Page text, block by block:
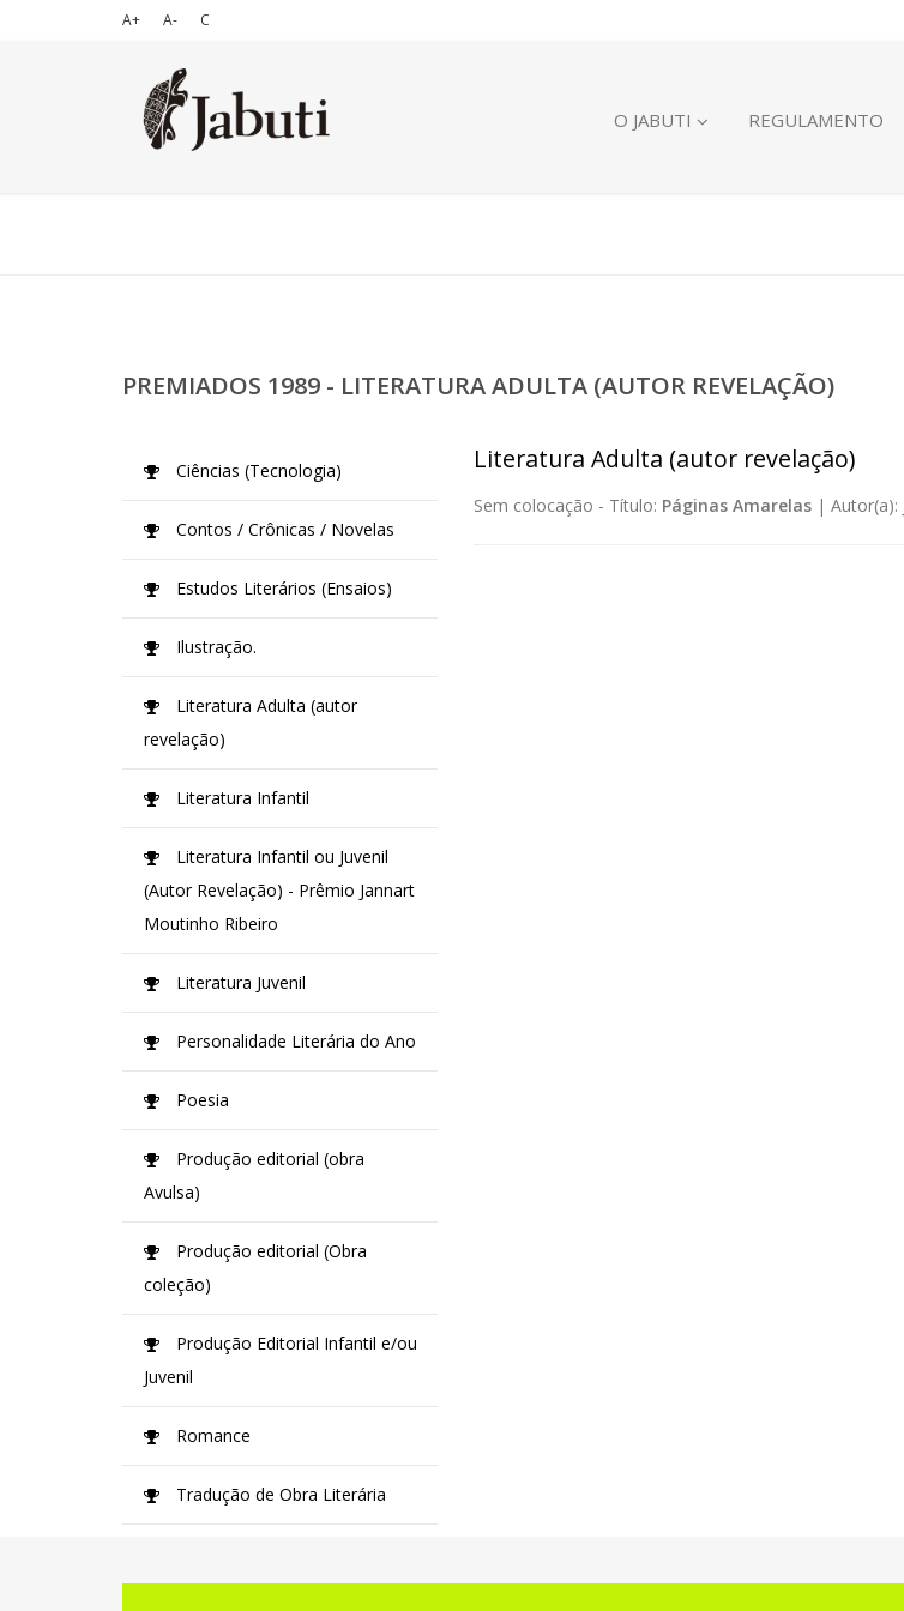
A+ A- C
O JABUTI REGULAMENTO
PREMIADOS 1989 - LITERATURA ADULTA (AUTOR REVELAÇÃO)
Literatura Adulta (autor revelação)
Sem colocação - Título: Páginas Amarelas| Autor(a):
Ciências (Tecnologia)
Contos / Crônicas / Novelas
Estudos Literários (Ensaios)
Ilustração.
Literatura Adulta (autor
revelação)
Literatura Infantil
Literatura Infantil ou Juvenil
(Autor Revelação) - Prêmio Jannart
Moutinho Ribeiro
Literatura Juvenil
Personalidade Literária do Ano
Poesia
Produção editorial (obra
Avulsa)
Produção editorial (Obra
coleção)
Produção Editorial Infantil e/ou
Juvenil
Romance
Tradução de Obra Literária